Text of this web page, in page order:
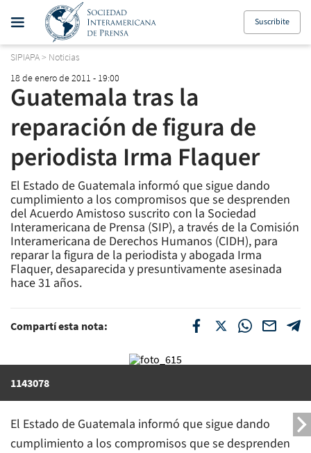
Suscribite
SIPIAPA> Noticias
18 de enero de 2011 - 19:00
Guatemala tras la
reparación de figura de
periodista Irma Flaquer
El Estado de Guatemala informó que sigue dando
cumplimiento a los compromisos que se desprenden
del Acuerdo Amistoso suscrito con la Sociedad
Interamericana de Prensa (SIP), a través de la Comisión
Interamericana de Derechos Humanos (CIDH), para
reparar la figura de la periodista y abogada Irma
Flaquer, desaparecida y presuntivamente asesinada
hace 31 años.
Compartí esta nota:
1143078
El Estado de Guatemala informó que sigue dando
cumplimiento a los compromisos que se desprenden